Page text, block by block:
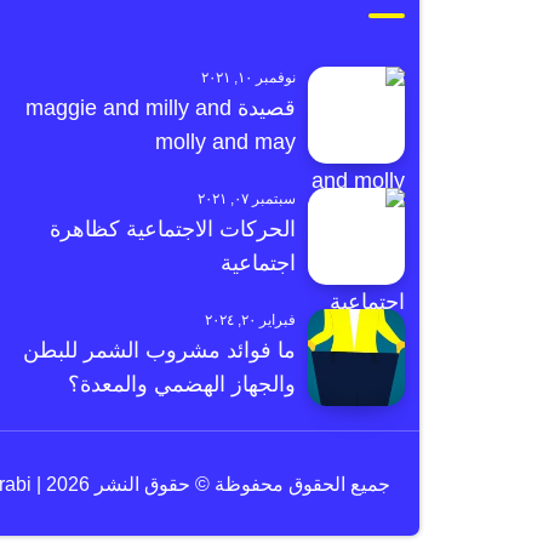
نوفمبر ١٠, ٢٠٢١
قصيدة maggie and milly and
molly and may
سبتمبر ٠٧, ٢٠٢١
الحركات الاجتماعية كظاهرة
اجتماعية
فبراير ٢٠, ٢٠٢٤
ما فوائد مشروب الشمر للبطن
والجهاز الهضمي والمعدة؟
جميع الحقوق محفوظة © حقوق النشر 2026 | e3arabi